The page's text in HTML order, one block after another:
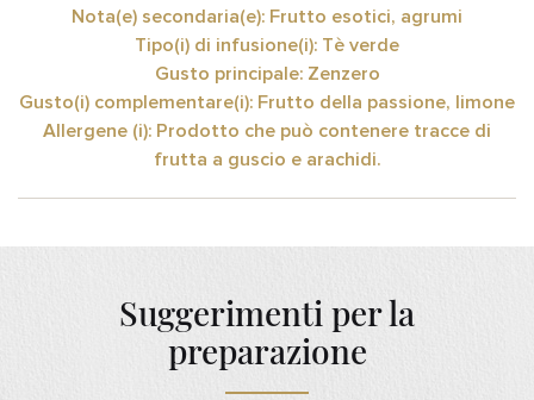
Nota(e) secondaria(e): Frutto esotici, agrumi
Tipo(i) di infusione(i): Tè verde
Gusto principale: Zenzero
Gusto(i) complementare(i): Frutto della passione, limone
Allergene (i): Prodotto che può contenere tracce di
frutta a guscio e arachidi.
Suggerimenti per la
preparazione